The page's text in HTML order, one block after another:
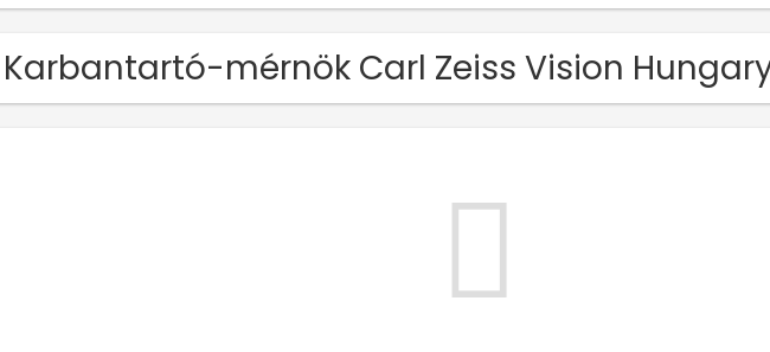
Karbantartó-mérnök Carl Zeiss Vision